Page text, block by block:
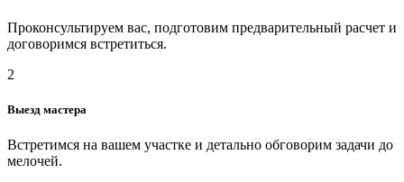
Проконсультируем вас, подготовим предварительный расчет и
договоримся встретиться.
2
Выезд мастера
Встретимся на вашем участке и детально обговорим задачи до
мелочей.